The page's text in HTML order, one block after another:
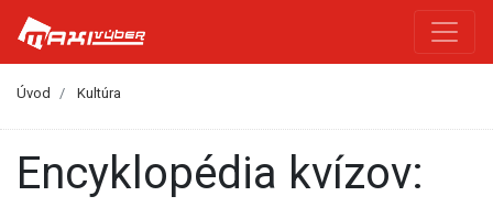
Úvod Kultúra
Encyklopédia kvízov: